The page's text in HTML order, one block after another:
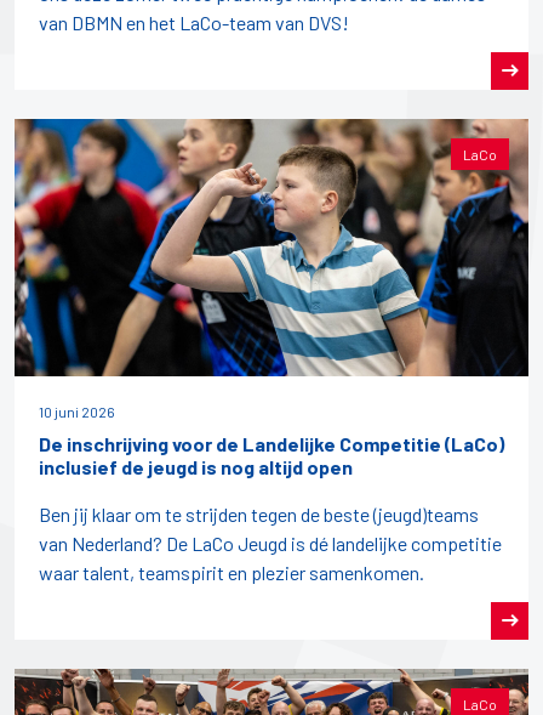
van DBMN en het LaCo-team van DVS!
LaCo
10 juni 2026
De inschrijving voor de Landelijke Competitie (LaCo)
inclusief de jeugd is nog altijd open
Ben jij klaar om te strijden tegen de beste (jeugd)teams
van Nederland? De LaCo Jeugd is dé landelijke competitie
waar talent, teamspirit en plezier samenkomen.
LaCo